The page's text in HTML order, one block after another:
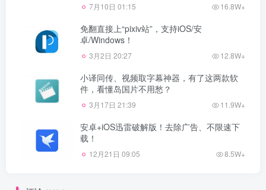
7月10日 01:15 16.8W+
免翻直接上“pixiv站”，支持iOS/安
卓/Windows！
3月2日 20:27 12.8W+
小译同传、视频取字幕神器，有了这两款软
件，看懂岛国片不用愁？
3月17日 21:39 11.9W+
安卓+iOS迅雷破解版！去除广告、不限速下
载！
12月21日 09:05 8.5W+